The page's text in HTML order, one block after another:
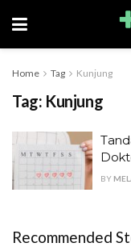
Home Tag Kunjung
Tag: Kunjung
BY
Recommended